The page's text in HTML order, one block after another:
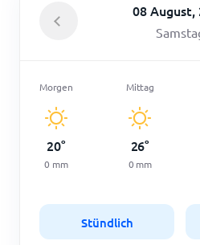
08 August,
Morgen
20°
0 mm
Mittag
26°
0 mm
Stündlich